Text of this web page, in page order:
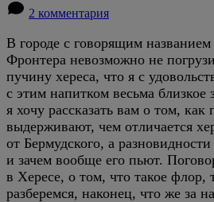
2 комментария
В городе с говорящим
Фронтера невозможно не
пучину хереса, что я с
с этим напитком весьма близкое
я хочу рассказать вам о том, как
выдерживают, чем отличается
от Бермудского, а разновидности
и зачем вообще его пьют.
в Хересе, о том, что такое флор,
разберемся, наконец, что же за